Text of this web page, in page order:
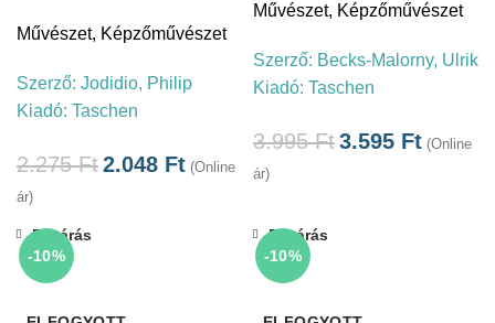
Művészet, Képzőművészet
Szerző: Jodidio, Philip
Kiadó: Taschen
2.275Ft2.048 Ft (Online
ár)
Művészet, Képzőművészet
Szerző: Becks-Malorny, Ulrik
Kiadó: Taschen
3.995Ft3.595 Ft (Online
ár)
-10%
Bezárás
-10%
Bezárás